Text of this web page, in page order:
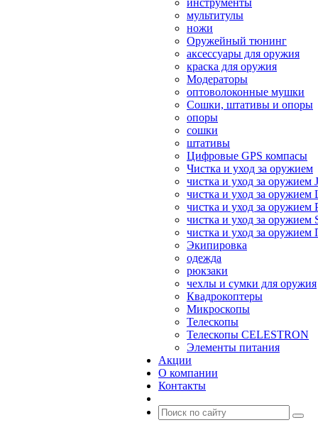
инструменты
мультитулы
ножи
Оружейный тюнинг
аксессуары для оружия
краска для оружия
Модераторы
оптоволоконные мушки
Сошки, штативы и опоры
опоры
сошки
штативы
Цифровые GPS компасы
Чистка и уход за оружием
чистка и уход за оружием
чистка и уход за оружием
чистка и уход за оружием
чистка и уход за оружием
чистка и уход за
Экипировка
одежда
рюкзаки
чехлы и сумки для оружия
Квадрокоптеры
Микроскопы
Телескопы
Телескопы CELESTRON
Элементы питания
Акции
О компании
Контакты